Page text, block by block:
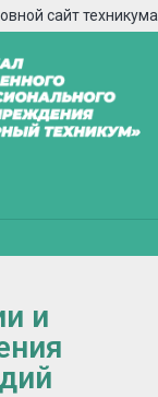
сайт техникума
и